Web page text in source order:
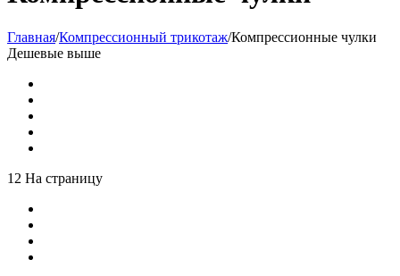
Главная/Компрессионный трикотаж/Компрессионные чулки
Дешевые выше
12 На страницу